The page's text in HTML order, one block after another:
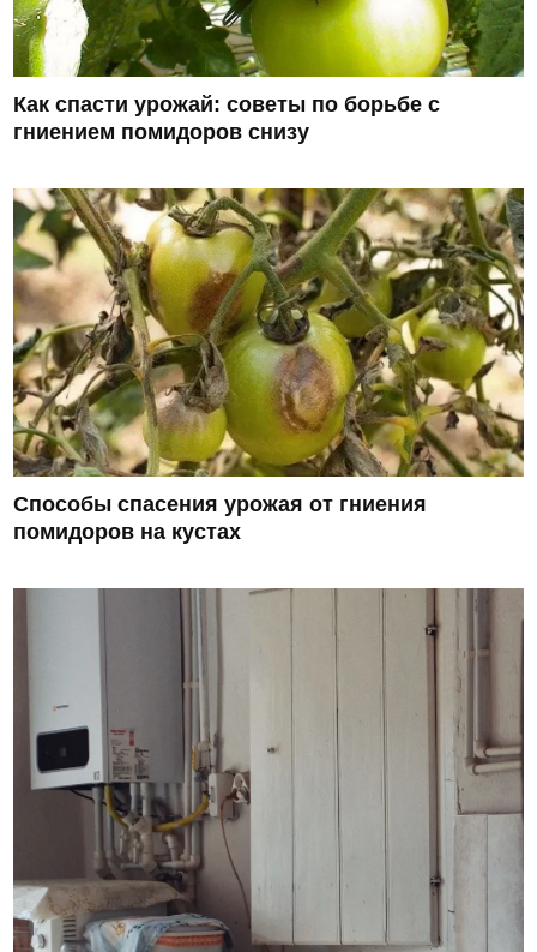
Как спасти урожай: советы по борьбе с
гниением помидоров снизу
Способы спасения урожая от гниения
помидоров на кустах